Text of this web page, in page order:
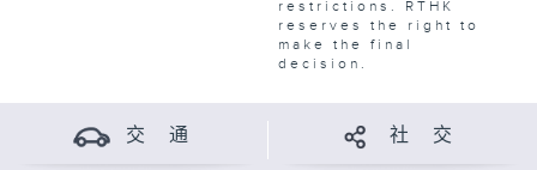
restrictions. RTHK
reserves the right to
make the final
decision.
交 通 社 交